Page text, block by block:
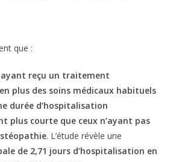
que :
reçu un traitement
plus des soins médicaux habituels
durée d’hospitalisation
plus courte que ceux n’ayant pas
. L’étude révèle une
de 2,71 jours d’hospitalisation en